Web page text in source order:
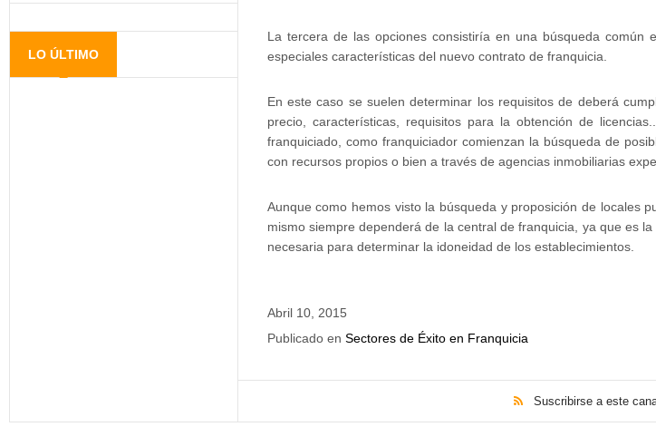
La tercera de las opciones consistiría en una búsqueda común
especiales características del nuevo contrato de franquicia.
En este caso se suelen determinar los requisitos de deberá
precio, características, requisitos para la obtención de
franquiciado, como franquiciador comienzan la búsqueda de
con recursos propios o bien a través de agencias inmobiliarias
Aunque como hemos visto la búsqueda y proposición de locales
mismo siempre dependerá de la central de franquicia, ya que es
necesaria para determinar la idoneidad de los establecimientos.
Abril 10, 2015
Publicado en Sectores de Éxito en Franquicia
Suscribirse a este
LO ÚLTIMO